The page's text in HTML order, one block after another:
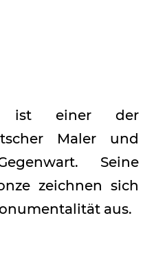
ist einer der
Maler und
Seine
zeichnen sich
aus.